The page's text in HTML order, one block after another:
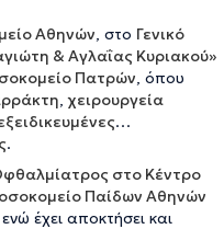
Αθηνών, στο Γενικό
& Αγλαΐας Κυριακού»
Πατρών, όπου
,χειρουργεία
.
στο Κέντρο
Παίδων Αθηνών
έχει αποκτήσει και